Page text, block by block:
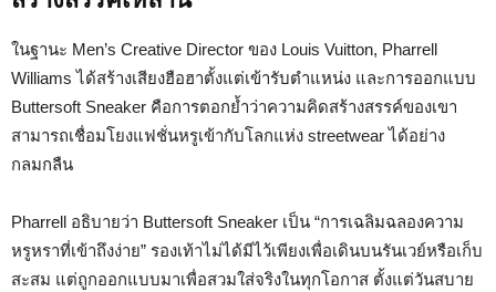
ในฐานะ Men’s Creative Director ของ Louis Vuitton, Pharrell
Williams ได้สร้างเสียงฮือฮาตั้งแต่เข้ารับตำแหน่ง และการออกแบบ
Buttersoft Sneaker คือการตอกย้ำว่าความคิดสร้างสรรค์ของเขา
สามารถเชื่อมโยงแฟชั่นหรูเข้ากับโลกแห่ง streetwear ได้อย่าง
กลมกลืน
Pharrell อธิบายว่า Buttersoft Sneaker เป็น “การเฉลิมฉลองความ
หรูหราที่เข้าถึงง่าย” รองเท้าไม่ได้มีไว้เพียงเพื่อเดินบนรันเวย์หรือเก็บ
สะสม แต่ถูกออกแบบมาเพื่อสวมใส่จริงในทุกโอกาส ตั้งแต่วันสบาย